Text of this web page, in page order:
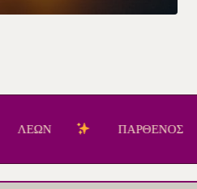
ΠΑΡΘΕΝΟΣ